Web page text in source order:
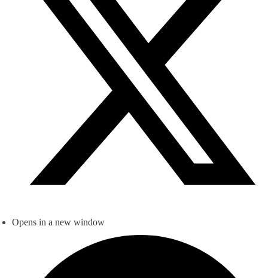
Opens in a new window